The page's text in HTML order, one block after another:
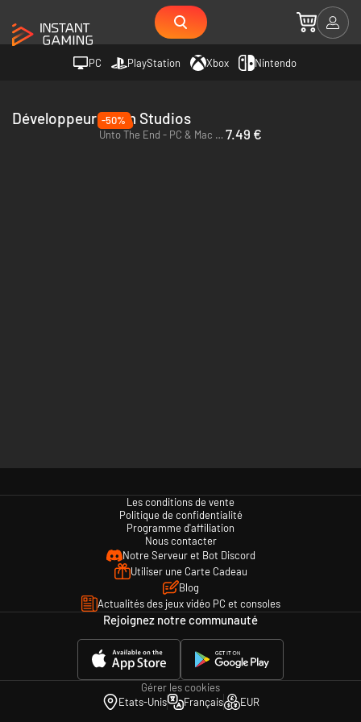
PC PlayStation Xbox Nintendo
Développeur 2 Ton Studios
-50%
Unto The End - PC & Mac (Steam) 7.49 €
Les conditions de vente
Politique de confidentialité
Programme d'affiliation
Nous contacter
Notre Serveur et Bot Discord
Utiliser une Carte Cadeau
Blog
Actualités des jeux vidéo PC et consoles
Rejoignez notre communauté
Gérer les cookies
Etats-Unis
Français EUR